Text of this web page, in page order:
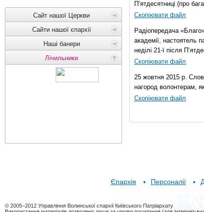
Сайт нашої Церкви
Сайти нашої єпархії
Наші банери
Лічильники
П’ятдесятниці (про
Скопіювати файл
Радіопередача
академії, настоятель
неділі 21-ї після
Скопіювати файл
25 жовтня 2015 р.
нагород волонтерам,
Скопіювати файл
Єпархія Персоналії
© 2005–2012 Управління Волинської єпархії Київського Патріархату